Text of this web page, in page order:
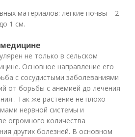
материалов: легкие почвы – 2
1 см.
не только в сельском
Основное направление его
с сосудистыми заболеваниями
от борьбы с анемией до лечения
. Так же растение не плохо
нервной системы и
огромного количества
других болезней. В основном